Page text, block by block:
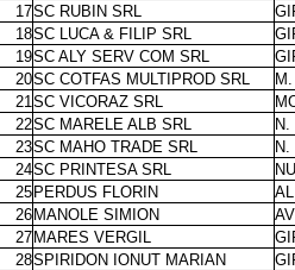
17SC RUBIN SRL
18SC LUCA & FILIP SRL
19SC ALY SERV COM SRL
20SC COTFAS MULTIPROD SRL
21 SC VICORAZ SRL
22SC MARELE ALB SRL
N.
23SC MAHO TRADE SRL
N.
24SC PRINTESA SRL
25 PERDUS FLORIN
26 MANOLE SIMION
27 MARES VERGIL
28SPIRIDON IONUT MARIAN